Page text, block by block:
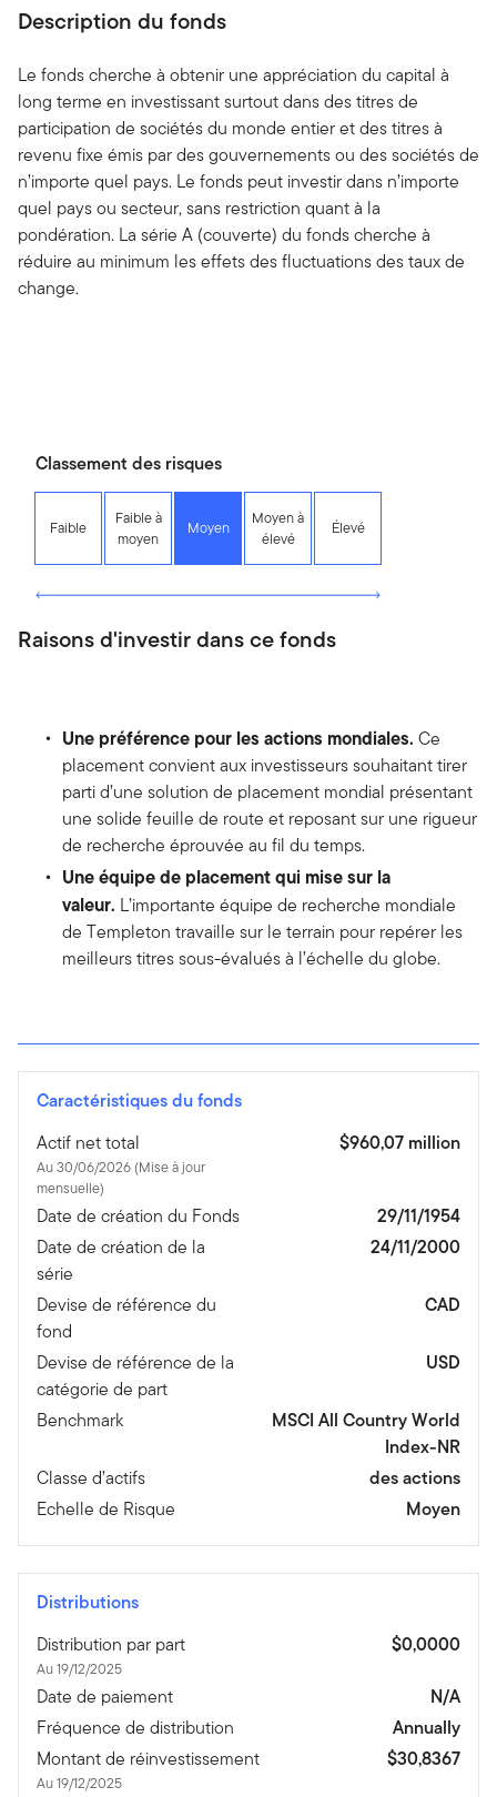
Description du fonds
Le fonds cherche à obtenir une appréciation du capital à
long terme en investissant surtout dans des titres de
participation de sociétés du monde entier et des titres à
revenu fixe émis par des gouvernements ou des sociétés de
n’importe quel pays. Le fonds peut investir dans n’importe
quel pays ou secteur, sans restriction quant à la
pondération. La série A (couverte) du fonds cherche à
réduire au minimum les effets des fluctuations des taux de
change.
Classement des risques
Faible
Faible à
moyen
Moyen
Moyen à
élevé
Élevé
Raisons d'investir dans ce fonds
Une préférence pour les actions mondiales. Ce
placement convient aux investisseurs souhaitant tirer
parti d’une solution de placement mondial présentant
une solide feuille de route et reposant sur une rigueur
de recherche éprouvée au fil du temps.
Une équipe de placement qui mise sur la
valeur. L’importante équipe de recherche mondiale
de Templeton travaille sur le terrain pour repérer les
meilleurs titres sous-évalués à l’échelle du globe.
Caractéristiques du fonds
Actif net total
Au 30/06/2026 (Mise à jour
mensuelle)
$960,07 million
Date de création du Fonds
29/11/1954
Date de création de la
série
24/11/2000
Devise de référence du
fond
CAD
Devise de référence de la
catégorie de part
USD
Benchmark
MSCI All Country World
Index-NR
Classe d’actifs
des actions
Echelle de Risque
Moyen
Distributions
Distribution par part
Au 19/12/2025
$0,0000
Date de paiement
N/A
Fréquence de distribution
Annually
Montant de réinvestissement
Au 19/12/2025
$30,8367